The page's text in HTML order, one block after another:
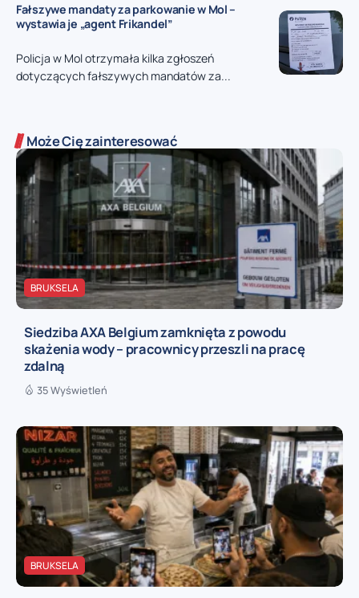
Fałszywe mandaty za parkowanie w Mol –
wystawia je „agent Frikandel”
Policja w Mol otrzymała kilka zgłoszeń
dotyczących fałszywych mandatów za...
Może Cię zainteresować
BRUKSELA
Siedziba AXA Belgium zamknięta z powodu
skażenia wody – pracownicy przeszli na pracę
zdalną
35 Wyświetleń
BRUKSELA